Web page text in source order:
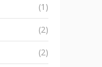
(1)
(2)
(2)